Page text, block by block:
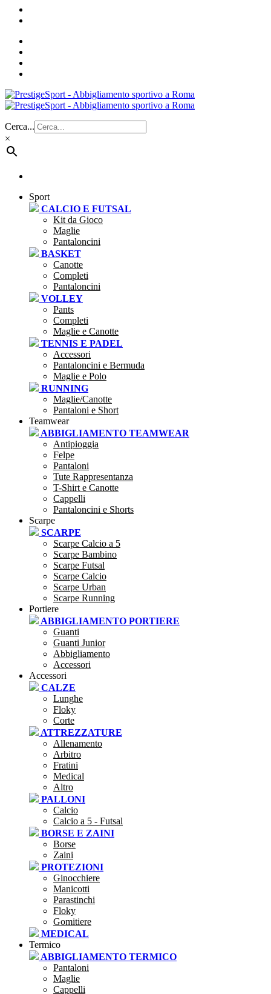
Cerca...
×
Sport
CALCIO E FUTSAL
Kit da Gioco
Maglie
Pantaloncini
BASKET
Canotte
Completi
Pantaloncini
VOLLEY
Pants
Completi
Maglie e Canotte
TENNIS E PADEL
Accessori
Pantaloncini e Bermuda
Maglie e Polo
RUNNING
Maglie/Canotte
Pantaloni e Short
Teamwear
ABBIGLIAMENTO TEAMWEAR
Antipioggia
Felpe
Pantaloni
Tute Rappresentanza
T-Shirt e Canotte
Cappelli
Pantaloncini e Shorts
Scarpe
SCARPE
Scarpe Calcio a 5
Scarpe Bambino
Scarpe Futsal
Scarpe Calcio
Scarpe Urban
Scarpe Running
Portiere
ABBIGLIAMENTO PORTIERE
Guanti
Guanti Junior
Abbigliamento
Accessori
Accessori
CALZE
Lunghe
Floky
Corte
ATTREZZATURE
Allenamento
Arbitro
Fratini
Medical
Altro
PALLONI
Calcio
Calcio a 5 - Futsal
BORSE E ZAINI
Borse
Zaini
PROTEZIONI
Ginocchiere
Manicotti
Parastinchi
Floky
Gomitiere
MEDICAL
Termico
ABBIGLIAMENTO TERMICO
Pantaloni
Maglie
Cappelli